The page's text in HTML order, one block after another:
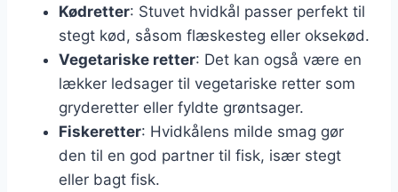
Kødretter: Stuvet hvidkål passer perfekt til
stegt kød, såsom flæskesteg eller oksekød.
Vegetariske retter: Det kan også være en
lækker ledsager til vegetariske retter som
gryderetter eller fyldte grøntsager.
Fiskeretter: Hvidkålens milde smag gør
den til en god partner til fisk, især stegt
eller bagt fisk.